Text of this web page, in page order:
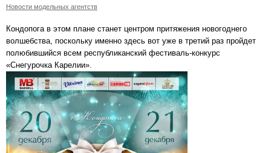
Новости модельных агентств
Кондопога в этом плане станет центром притяжения новогоднего
волшебства, поскольку именно здесь вот уже в третий раз пройдет
полюбившийся всем республиканский фестиваль-конкурс
«Снегурочка Карелии».